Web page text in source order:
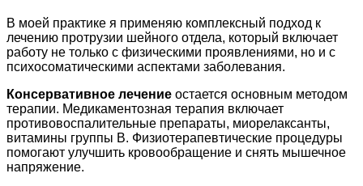
В моей практике я применяю комплексный подход к
лечению протрузии шейного отдела, который включает
работу не только с физическими проявлениями, но и с
психосоматическими аспектами заболевания.
Консервативное лечение остается основным методом
терапии. Медикаментозная терапия включает
противовоспалительные препараты, миорелаксанты,
витамины группы В. Физиотерапевтические процедуры
помогают улучшить кровообращение и снять мышечное
напряжение.